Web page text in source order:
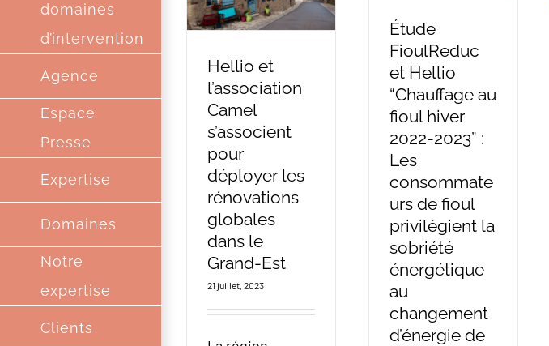
domaines
d’intervention
Agence
Espace
Presse
Expertise
Domaines
Notre
expertise
Clients
Tous les dossiers de
Hellio et
l’association
Camel
s’associent
pour
déployer les
rénovations
globales
dans le
Grand-Est
21 juillet, 2023
Tous les dossiers de
presse publiés
Étude
FioulReduc
et Hellio
“Chauffage au
fioul hiver
2022-2023” :
Les
consommate
urs de fioul
privilégient la
sobriété
énergétique
au
changement
d’énergie de